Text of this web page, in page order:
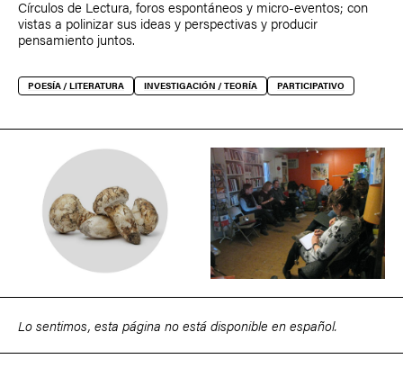
Círculos de Lectura, foros espontáneos y micro-eventos; con
vistas a polinizar sus ideas y perspectivas y producir
pensamiento juntos.
POESÍA / LITERATURA INVESTIGACIÓN / TEORÍA PARTICIPATIVO
Lo sentimos, esta página no está disponible en español.